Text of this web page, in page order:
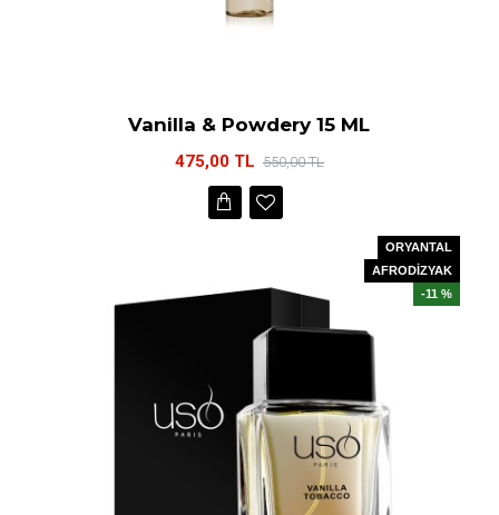
Vanilla & Powdery 15 ML
475,00 TL 550,00 TL
ORYANTAL
AFRODİZYAK
-11 %